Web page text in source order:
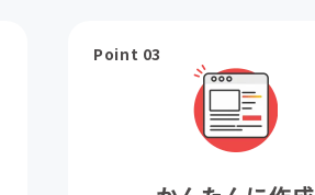
Point 03